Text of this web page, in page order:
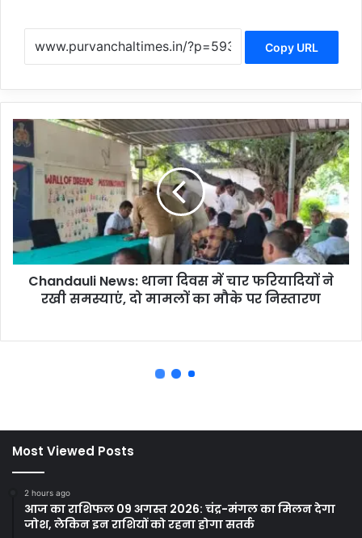
Most Viewed Posts
2 hours ago
आज का राशिफल 09 अगस्त 2026: चंद्र-मंगल का मिलन देगा
जोश, लेकिन इन राशियों को रहना होगा सतर्क